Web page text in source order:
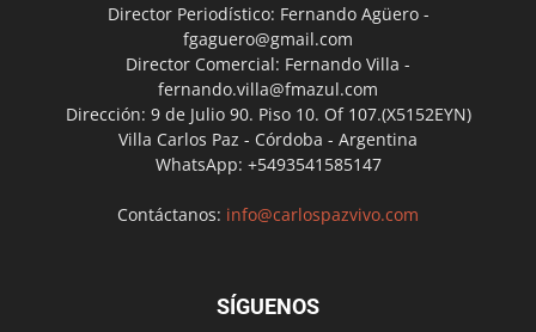
Director Periodístico: Fernando Agüero -
fgaguero@gmail.com
Director Comercial: Fernando Villa -
fernando.villa@fmazul.com
Dirección: 9 de Julio 90. Piso 10. Of 107.(X5152EYN)
Villa Carlos Paz - Córdoba - Argentina
WhatsApp: +5493541585147
Contáctanos: info@carlospazvivo.com
SÍGUENOS